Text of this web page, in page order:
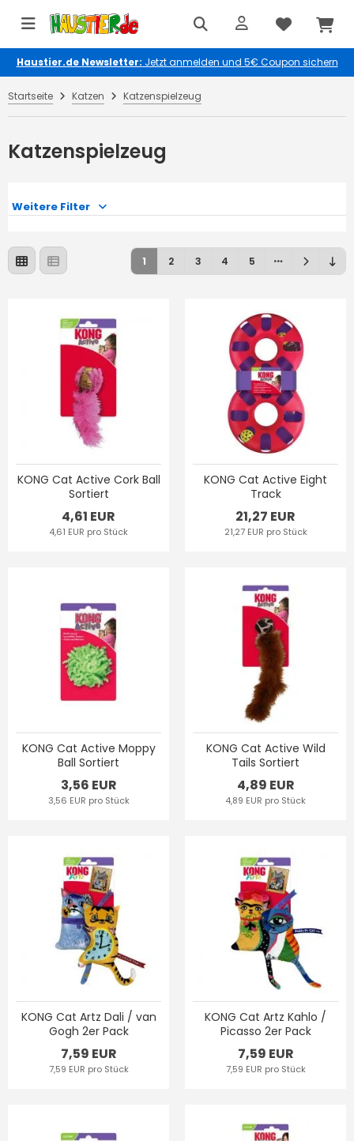
Haustier.de Newsletter: Jetzt anmelden und 5€ Coupon sichern
Startseite Katzen Katzenspielzeug
Katzenspielzeug
Weitere Filter
1 2 3 4 5
KONG Cat Active Cork Ball
Sortiert
4,61 EUR
4,61 EUR pro Stück
KONG Cat Active Eight
Track
21,27 EUR
21,27 EUR pro Stück
KONG Cat Active Moppy
Ball Sortiert
3,56 EUR
3,56 EUR pro Stück
KONG Cat Active Wild
Tails Sortiert
4,89 EUR
4,89 EUR pro Stück
KONG Cat Artz Dali / van
Gogh 2er Pack
7,59 EUR
7,59 EUR pro Stück
KONG Cat Artz Kahlo /
Picasso 2er Pack
7,59 EUR
7,59 EUR pro Stück